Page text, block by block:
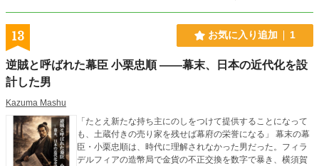
13 お気に入り追加 1
逆賊と呼ばれた幕臣 小栗忠順 ――幕末、日本の近代化を設
計した男
Kazuma Mashu
「たとえ新たな持ち主にのしをつけて提供することになって
も、土蔵付きの売り家を残せば幕府の栄誉になる」 幕末の幕
臣・小栗忠順は、時代に理解されなかった男だった。フィラ
デルフィアの造幣局で金貨の不正交換を数字で暴き、横須賀